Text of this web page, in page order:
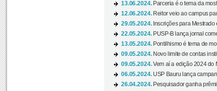
13.06.2024. Parceria é o tema da
12.06.2024. Reitor veio ao campus
29.05.2024. Inscrições para
22.05.2024. PUSP-B lança jornal
13.05.2024. Pontilhismo é tema de
09.05.2024. Novo limite de contas
09.05.2024.Vem aí a edição 2024 do
06.05.2024. USP Bauru lança
26.04.2024. Pesquisador ganha